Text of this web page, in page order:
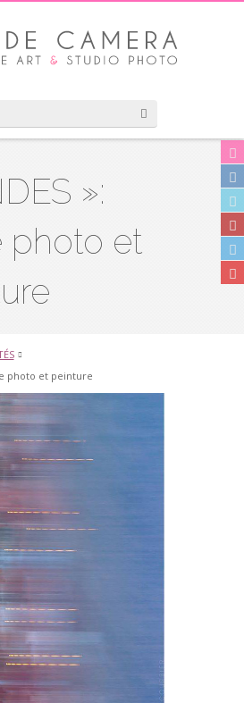
»:
photo et
photo et peinture